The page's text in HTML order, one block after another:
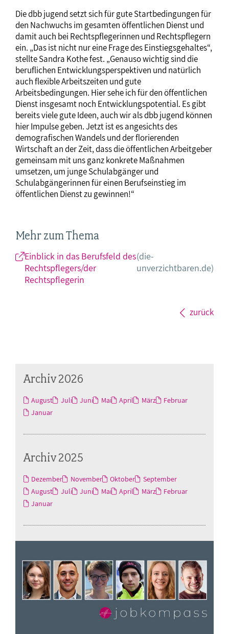
Die dbb jugend setzt sich für gute Startbedingungen für
den Nachwuchs im gesamten öffentlichen Dienst und
damit auch bei Rechtspflegerinnen und Rechtspflegern
ein. „Das ist nicht nur eine Frage des Einstiegsgehaltes“,
stellte Sandra Kothe fest. „Genauso wichtig sind die
beruflichen Entwicklungsperspektiven und natürlich
auch flexible Arbeitszeiten und gute
Arbeitsbedingungen. Hier sehe ich für den öffentlichen
Dienst insgesamt noch Entwicklungspotential. Es gibt
bereits viele gute Ideen, auch wir als dbb jugend können
hier Impulse geben. Jetzt ist es angesichts des
demografischen Wandels und der florierenden
Wirtschaft an der Zeit, dass die öffentlichen Arbeitgeber
gemeinsam mit uns ganz konkrete Maßnahmen
umsetzen, um junge Schulabgänger und
Schulabgängerinnen für einen Berufseinstieg im
öffentlichen Dienst zu gewinnen!“
Mehr zum Thema
Einblick in das Berufsfeld des
Rechtspflegers/der
Rechtspflegerin
(die-
unverzichtbaren.de)
zurück
Archiv 2026
August Juli Juni Mai April März
Februar
Januar
Archiv 2025
Dezember November Oktober
September
August
Juli Juni Mai April März
Februar
Januar